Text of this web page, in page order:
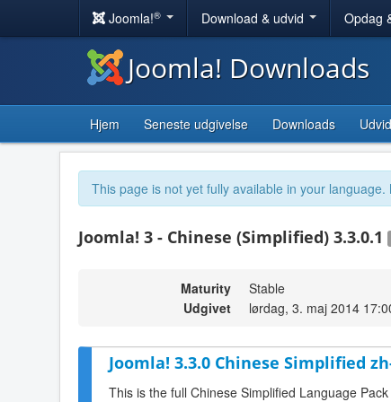
Joomla!® Download & udvid Opdag
Joomla! Downloads
Hjem Seneste udgivelse Downloads
This page is not yet fully available in your
Joomla! 3 - Chinese (Simplified) 3.3.0.1
Maturity
Stable
Udgivet
lørdag, 3. maj 2014
Joomla! 3.3.0 Chinese Simplified
This is the full Chinese Simplified Language